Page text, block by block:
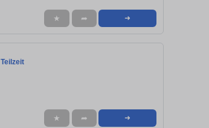
★ ➦ ➜
★ ➦ ➜